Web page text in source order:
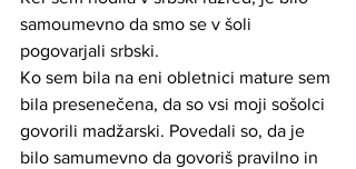
samoumevno da smo se v šoli
pogovarjali srbski.
Ko sem bila na eni obletnici mature sem
bila presenečena, da so vsi moji sošolci
govorili madžarski. Povedali so, da je
bilo samumevno da govoriš pravilno in